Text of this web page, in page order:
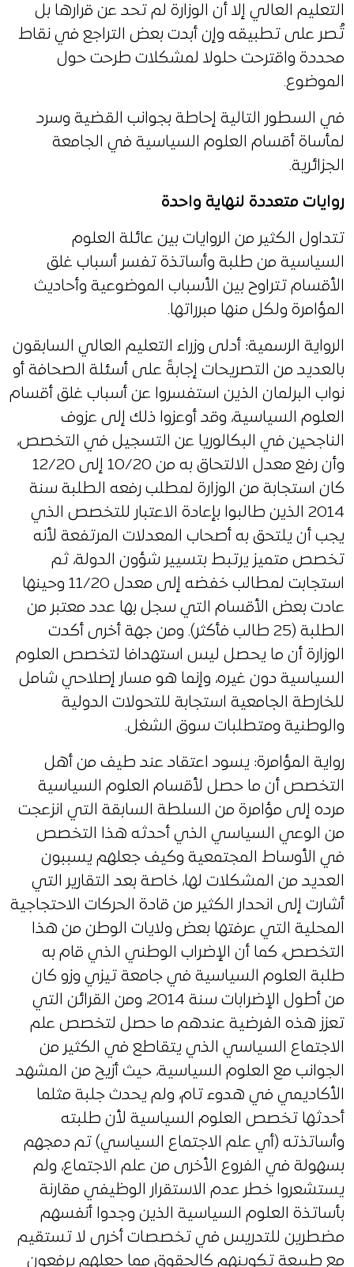
التعليم العالي إلا أن الوزارة لم تحد عن قرارها بل
تُصر على تطبيقه وإن أبدت بعض التراجع في نقاط
محددة واقترحت حلولا لمشكلات طرحت حول
الموضوع.
في السطور التالية إحاطة بجوانب القضية وسرد
لمأساة أقسام العلوم السياسية في الجامعة
الجزائرية.
روايات متعددة لنهاية واحدة
تتداول الكثير من الروايات بين عائلة العلوم
السياسية من طلبة وأساتذة تفسر أسباب غلق
الأقسام تتراوح بين الأسباب الموضوعية وأحاديث
المؤامرة ولكل منها مبرراتها.
الرواية الرسمية: أدلى وزراء التعليم العالي السابقون
بالعديد من التصريحات إجابةً على أسئلة الصحافة أو
نواب البرلمان الذين استفسروا عن أسباب غلق أقسام
العلوم السياسية، وقد أوعزوا ذلك إلى عزوف
الناجحين في البكالوريا عن التسجيل في التخصص،
وأن رفع معدل الالتحاق به من 10/20 إلى 12/20
كان استجابة من الوزارة لمطلب رفعه الطلبة سنة
2014 الذين طالبوا بإعادة الاعتبار للتخصص الذي
يجب أن يلتحق به أصحاب المعدلات المرتفعة لأنه
تخصص متميز يرتبط بتسيير شؤون الدولة، ثم
استجابت لمطالب خفضه إلى معدل 11/20 وحينها
عادت بعض الأقسام التي سجل بها عدد معتبر من
الطلبة (25 طالب فأكثر). ومن جهة أخرى أكدت
الوزارة أن ما يحصل ليس استهدافا لتخصص العلوم
السياسية دون غيره، وإنما هو مسار إصلاحي شامل
للخارطة الجامعية استجابة للتحولات الدولية
والوطنية ومتطلبات سوق الشغل.
رواية المؤامرة: يسود اعتقاد عند طيف من أهل
التخصص أن ما حصل لأقسام العلوم السياسية
مرده إلى مؤامرة من السلطة السابقة التي انزعجت
من الوعي السياسي الذي أحدثه هذا التخصص
في الأوساط المجتمعية وكيف جعلهم يسببون
العديد من المشكلات لها، خاصة بعد التقارير التي
أشارت إلى انحدار الكثير من قادة الحركات الاحتجاجية
المحلية التي عرفتها بعض ولايات الوطن من هذا
التخصص، كما أن الإضراب الوطني الذي قام به
طلبة العلوم السياسية في جامعة تيزي وزو كان
من أطول الإضرابات سنة 2014، ومن القرائن التي
تعزز هذه الفرضية عندهم ما حصل لتخصص علم
الاجتماع السياسي الذي يتقاطع في الكثير من
الجوانب مع العلوم السياسية، حيث أزيح من المشهد
الأكاديمي في هدوء تام، ولم يحدث جلبة مثلما
أحدثها تخصص العلوم السياسية لأن طلبته
وأساتذته (أي علم الاجتماع السياسي) تم دمجهم
بسهولة في الفروع الأخرى من علم الاجتماع، ولم
يستشعروا خطر عدم الاستقرار الوظيفي مقارنة
بأساتذة العلوم السياسية الذين وجدوا أنفسهم
مضطرين للتدريس في تخصصات أخرى لا تستقيم
مع طبيعة تكوينهم كالحقوق مما جعلهم يرفعون